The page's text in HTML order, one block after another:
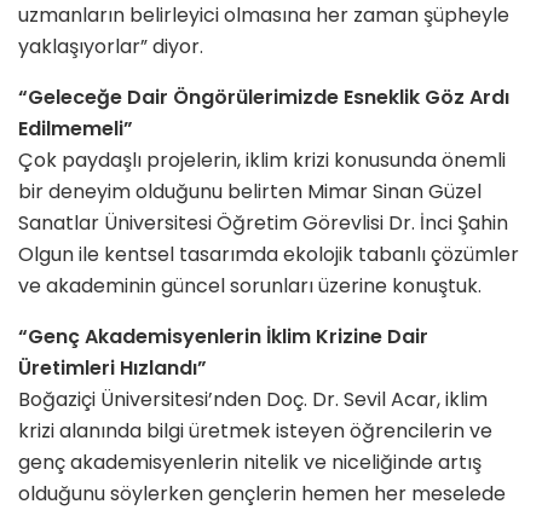
uzmanların belirleyici olmasına her zaman şüpheyle
yaklaşıyorlar” diyor.
“Geleceğe Dair Öngörülerimizde Esneklik Göz Ardı
Edilmemeli”
Çok paydaşlı projelerin, iklim krizi konusunda önemli
bir deneyim olduğunu belirten Mimar Sinan Güzel
Sanatlar Üniversitesi Öğretim Görevlisi Dr. İnci Şahin
Olgun ile kentsel tasarımda ekolojik tabanlı çözümler
ve akademinin güncel sorunları üzerine konuştuk.
“Genç Akademisyenlerin İklim Krizine Dair
Üretimleri Hızlandı”
Boğaziçi Üniversitesi’nden Doç. Dr. Sevil Acar, iklim
krizi alanında bilgi üretmek isteyen öğrencilerin ve
genç akademisyenlerin nitelik ve niceliğinde artış
olduğunu söylerken gençlerin hemen her meselede